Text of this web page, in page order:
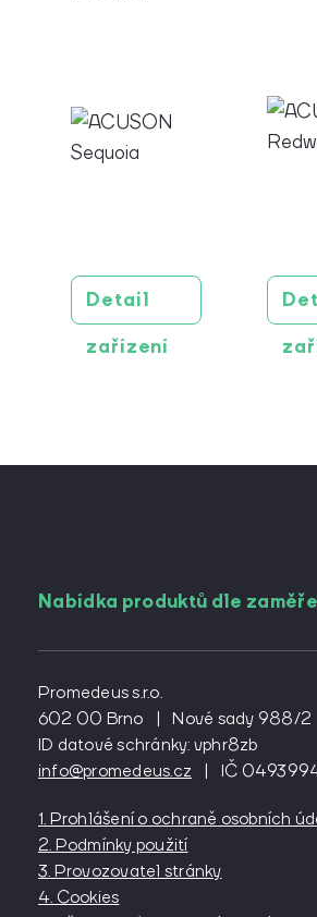
Detail
zařízení
Nabídka produktů dle
Pro angiology
Pro cévní chirurgy
Pro diabetology
Pro gynekology
Pro interní lékařství
Pro kardiochirurgy
Pro kardiology
Pro lázeňství
Pro neurochirurgy
Promedeus s.r.o.
602 00 Brno
|
Nové sady 988/2
ID datové schránky: vphr8zb
info@promedeus.cz
| IČ
1. Prohlášení o ochraně osobních
2. Podmínky použití
3. Provozovatel stránky
4. Cookies